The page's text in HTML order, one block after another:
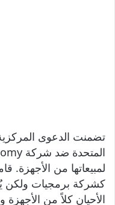
تضمنت الدعوى
لمبيعاتها من
كشركة برمجيات ولكن
الأحيان كلاً من الأجهزة